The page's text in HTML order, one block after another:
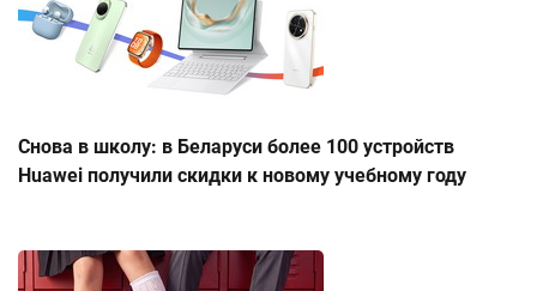
Снова в школу: в Беларуси более 100 устройств
Huawei получили скидки к новому учебному году